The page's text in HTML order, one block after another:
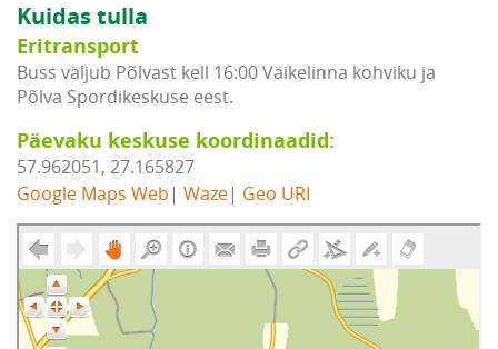
Kuidas tulla
Eritransport
Buss väljub Põlvast kell 16:00 Väikelinna kohviku ja
Põlva Spordikeskuse eest.
Päevaku keskuse koordinaadid:
57.962051, 27.165827
Google Maps Web | Waze| Geo URI